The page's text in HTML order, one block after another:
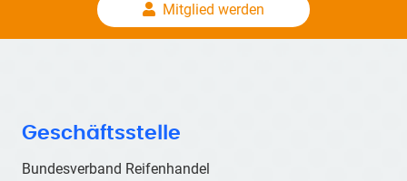
Mitglied werden
Geschäftsstelle
Bundesverband Reifenhandel